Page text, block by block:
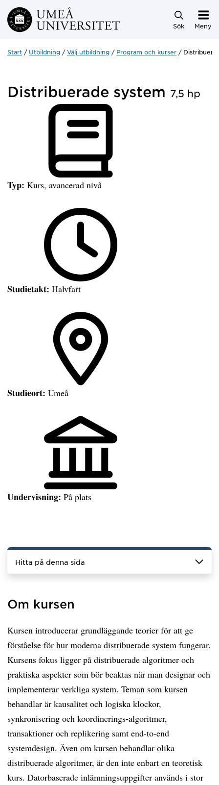
Hoppa direkt till innehållet
Sök Meny
Start Utbildning Välj utbildning Program och kurser
Distribuerade system 7,5 hp
Typ: Kurs, avancerad nivå
Studietakt: Halvfart
Studieort: Umeå
Undervisning: På plats
Hitta på denna sida
Om kursen
Kursen introducerar grundläggande teorier för att ge
förståelse för hur moderna distribuerade system fungerar.
Kursens fokus ligger på distribuerade algoritmer och
praktiska aspekter som bör beaktas när man designar och
implementerar verkliga system. Teman som kursen
behandlar är kausalitet och logiska klockor,
synkronisering och koordinerings-algoritmer,
transaktioner och replikering samt end-to-end
systemdesign. Även om kursen behandlar olika
distribuerade algoritmer, är den inte enbart en teoretisk
kurs. Datorbaserade inlämningsuppgifter används i stor